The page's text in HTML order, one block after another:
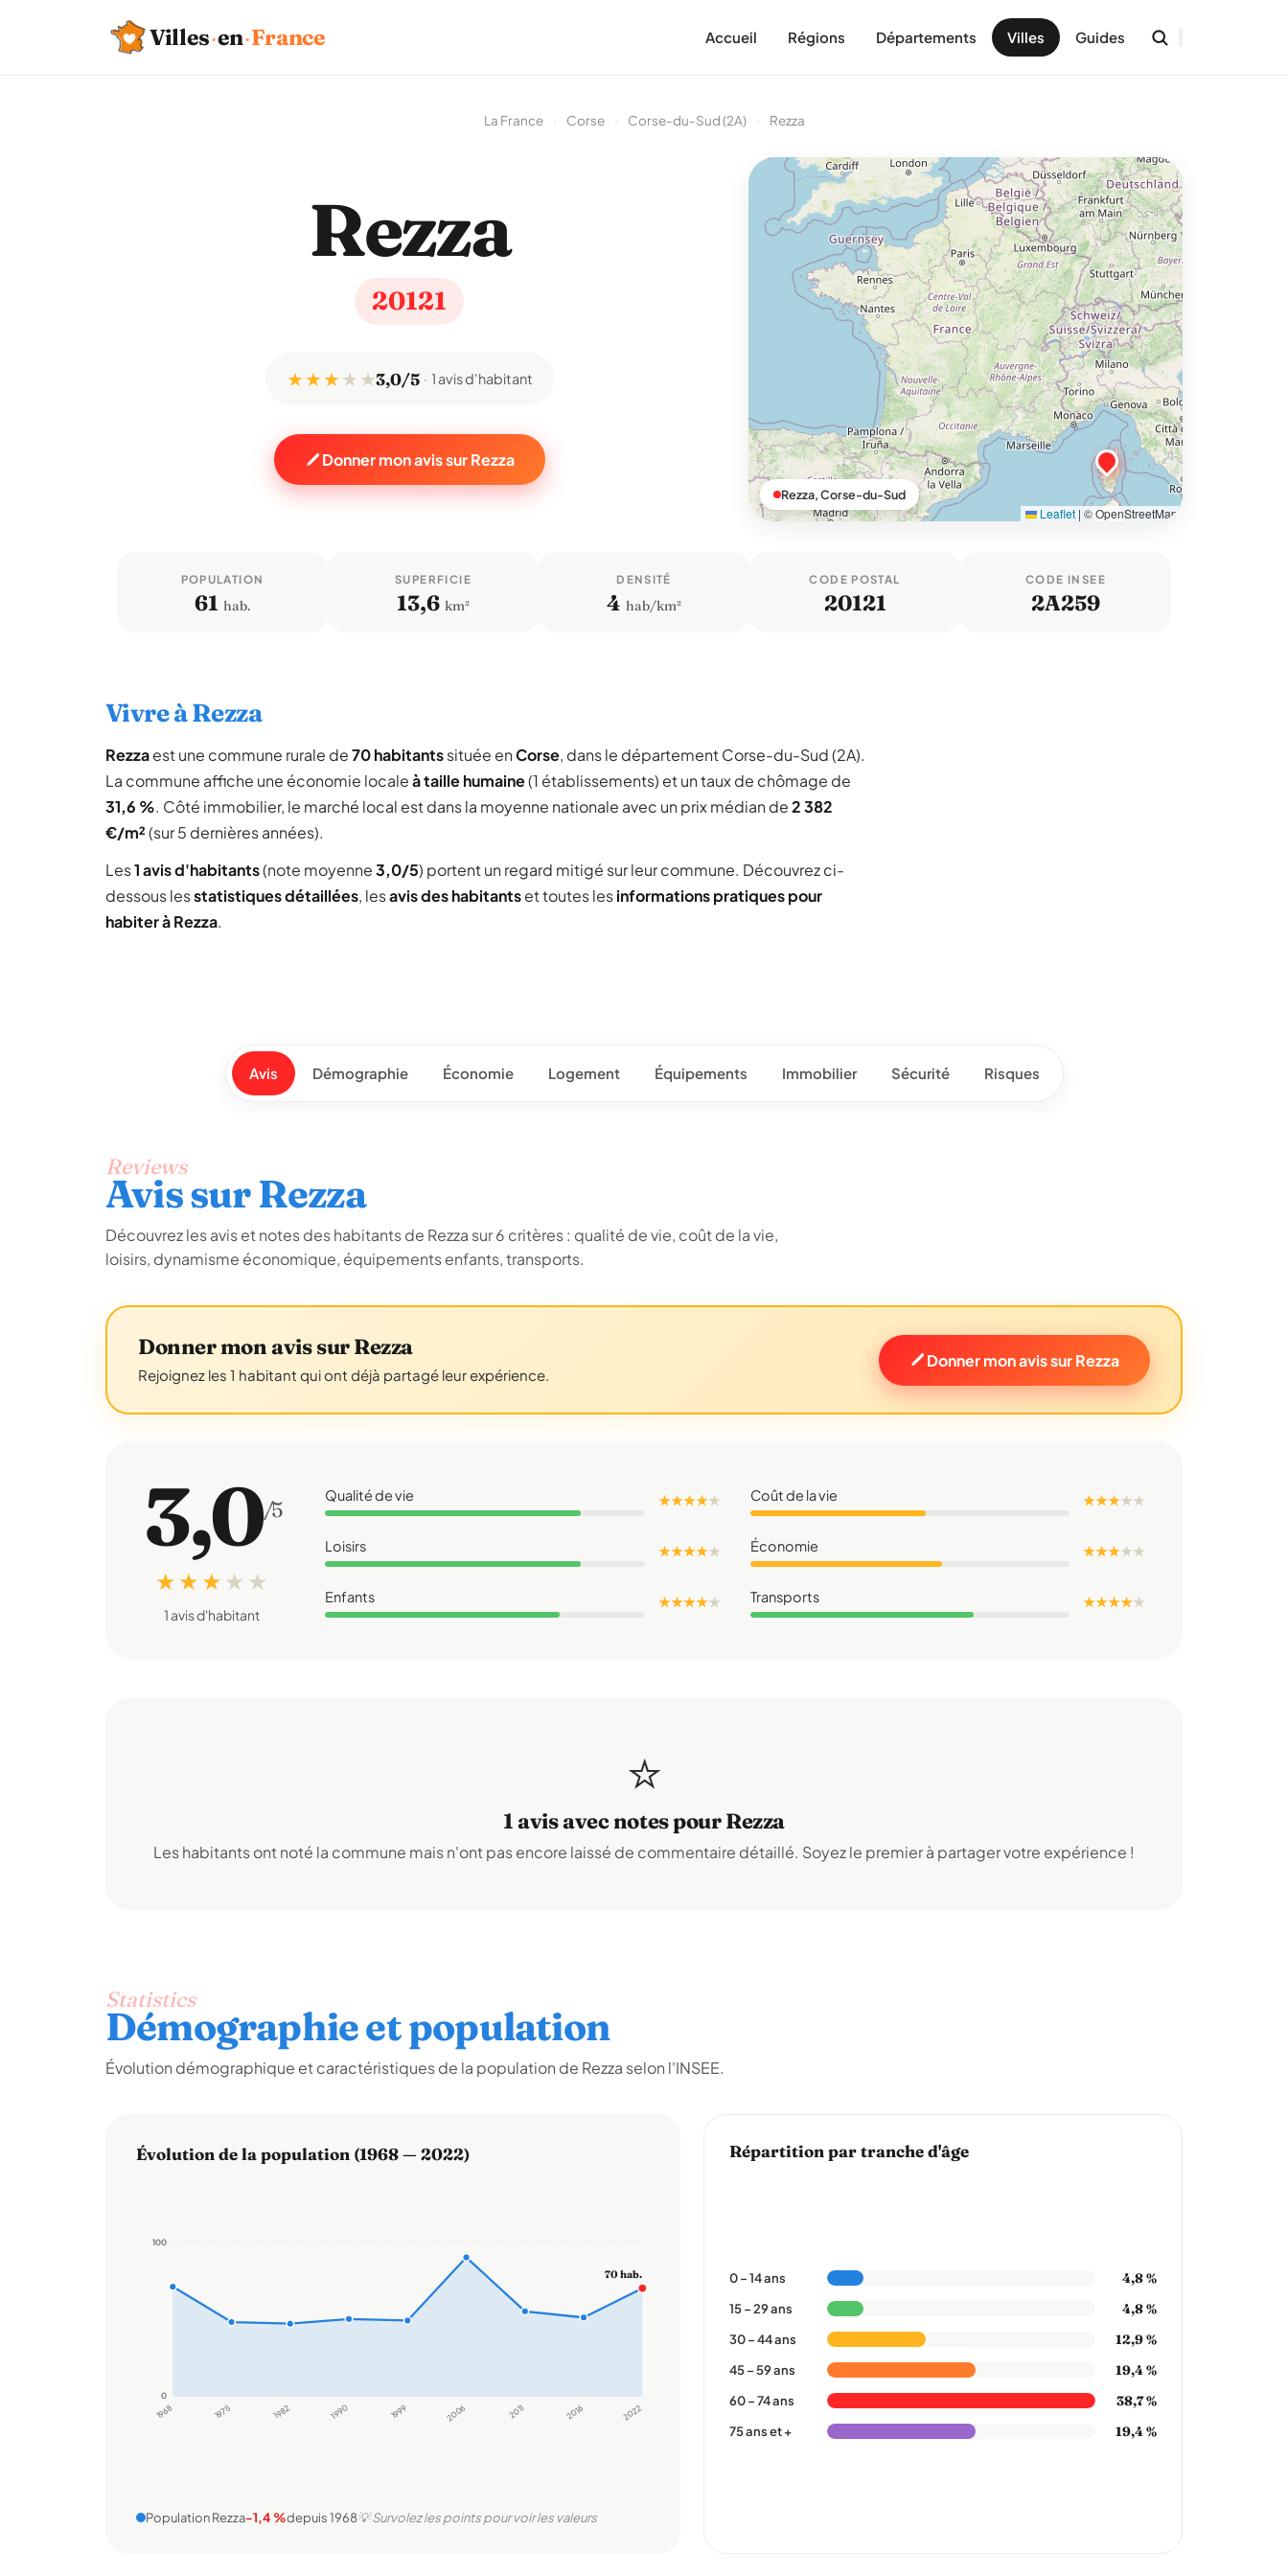
Villes·en·France Accueil Régions Départements Villes Guides
La France Corse Corse-du-Sud (2A) Rezza
Rezza
20121
★ ★ ★★ ★3,0/5 1 avis d'habitant
Donner mon avis sur Rezza
Leaflet | © OpenStreetMap
Rezza, Corse-du-Sud
POPULATION
61 hab.
SUPERFICIE
13,6 km²
DENSITÉ
4 hab/km²
CODE POSTAL
20121
CODE INSEE
2A259
Vivre à Rezza
Rezzaest une commune rurale de70 habitantssituée enCorse, dans le département Corse-du-Sud (2A).
La commune affiche une économie localeà taille humaine(1 établissements) et un taux de chômage de
31,6 %. Côté immobilier, le marché local est dans la moyenne nationale avec un prix médian de2 382
€/m²(sur 5 dernières années).
Les1 avis d'habitants(note moyenne3,0/5) portent un regard mitigé sur leur commune. Découvrez ci-
dessous lesstatistiques détaillées, lesavis des habitantset toutes lesinformations pratiques pour
habiter à Rezza.
Avis Démographie Économie Logement Équipements Immobilier Sécurité Risques
Reviews
Avis sur Rezza
Découvrez les avis et notes des habitants de Rezza sur 6 critères : qualité de vie, coût de la vie,
loisirs, dynamisme économique, équipements enfants, transports.
Donner mon avis sur Rezza
Rejoignez les 1 habitant qui ont déjà partagé leur expérience.
Donner mon avis sur Rezza
3,0/5
★ ★ ★ ★ ★
1 avis d'habitant
Qualité de vie ★ ★ ★ ★★ Coût de la vie ★ ★ ★★★
Loisirs ★ ★ ★ ★★ Économie ★ ★ ★★★
Enfants ★ ★ ★ ★★ Transports ★ ★ ★ ★★
⭐
1 avis avec notes pour Rezza
Les habitants ont noté la commune mais n'ont pas encore laissé de commentaire détaillé. Soyez le premier à partager votre expérience !
Statistics
Démographie et population
Évolution démographique et caractéristiques de la population de Rezza selon l'INSEE.
Évolution de la population (1968 — 2022)
0
0
100
100
1968 1975 1982 1990 1999 2006 2011 2016 2022
70 hab.
Population Rezza-1,4 %depuis 1968💡 Survolez les points pour voir les valeurs
Répartition par tranche d'âge
0 – 14 ans 4,8 %
15 – 29 ans 4,8 %
30 – 44 ans 12,9 %
45 – 59 ans 19,4 %
60 – 74 ans 38,7 %
75 ans et + 19,4 %